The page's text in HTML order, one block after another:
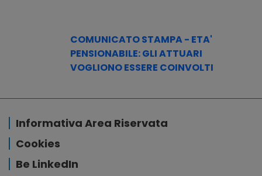
COMUNICATO STAMPA - ETA'
PENSIONABILE: GLI ATTUARI
VOGLIONO ESSERE COINVOLTI
Informativa Area Riservata
Cookies
Be LinkedIn